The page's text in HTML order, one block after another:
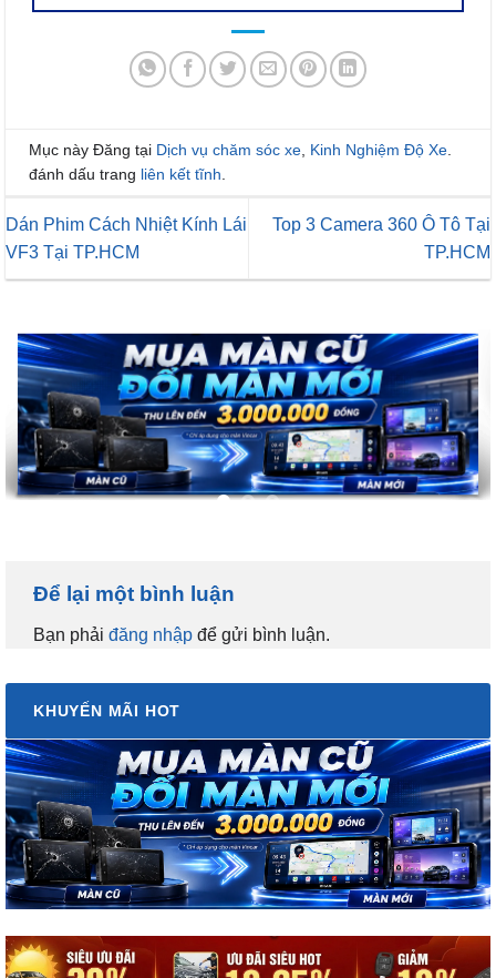
Mục này Đăng tại Dịch vụ chăm sóc xe Kinh Nghiệm Độ Xe
đánh dấu trang liên kết tĩnh
Dán Phim Cách Nhiệt Kính Lái
VF3 Tại TP.HCM
Top 3 Camera 360 Ô Tô Tại
TP.HCM
Để lại một bình luận
Bạn phải đăng nhập để gửi bình luận.
KHUYẾN MÃI HOT